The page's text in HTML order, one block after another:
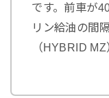
です。前車が
リン給油の間
（HYBRID MZ